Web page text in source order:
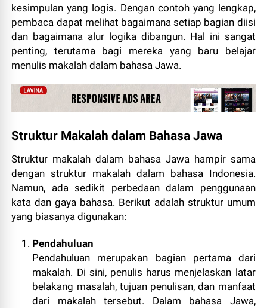
kesimpulan yang logis. Dengan contoh yang lengkap,
pembaca dapat melihat bagaimana setiap bagian diisi
dan bagaimana alur logika dibangun. Hal ini sangat
penting, terutama bagi mereka yang baru belajar
menulis makalah dalam bahasa Jawa.
Struktur Makalah dalam Bahasa Jawa
Struktur makalah dalam bahasa Jawa hampir sama
dengan struktur makalah dalam bahasa Indonesia.
Namun, ada sedikit perbedaan dalam penggunaan
kata dan gaya bahasa. Berikut adalah struktur umum
yang biasanya digunakan:
Pendahuluan
Pendahuluan merupakan bagian pertama dari
makalah. Di sini, penulis harus menjelaskan latar
belakang masalah, tujuan penulisan, dan manfaat
dari makalah tersebut. Dalam bahasa Jawa,